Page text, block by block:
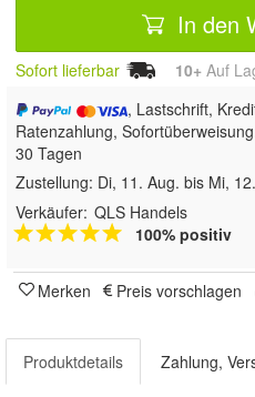
In den
Sofort lieferbar 10+ Auf
, Lastschrift,
Ratenzahlung,
30 Tagen
Zustellung: Di, 11. Aug. bis Mi,
Verkäufer: QLS Handels
100% positiv
Merken Preis vorschlagen
Produktdetails Zahlung,